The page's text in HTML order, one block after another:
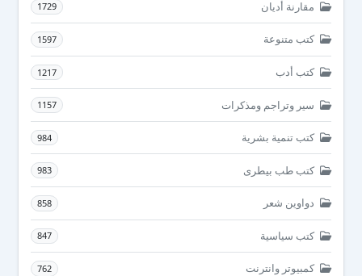
مقارنة أديان 1729
كتب متنوعة 1597
كتب أدب 1217
سير وتراجم ومذكرات 1157
كتب تنمية بشرية 984
كتب طب بيطرى 983
دواوين شعر 858
كتب سياسية 847
كمبيوتر وانترنت 762